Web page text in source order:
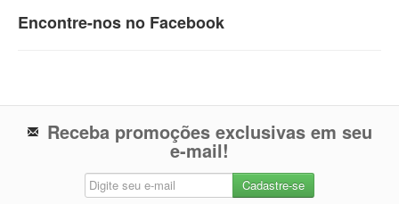
Encontre-nos no Facebook
Receba promoções exclusivas em seu
e-mail!